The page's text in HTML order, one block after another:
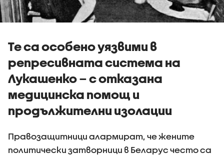
Те са особено уязвими в
репресивната система на
Лукашенко – с отказана
медицинска помощ и
продължителни изолации
Правозащитници алармират, че жените
политически затворници в Беларус често са